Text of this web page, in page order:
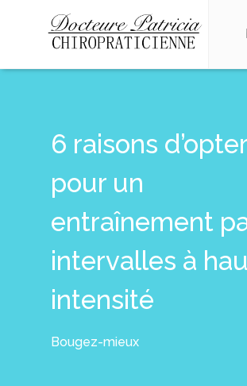
6 raisons d’opter
pour un
entraînement
intervalles à
intensité
Bougez-mieux